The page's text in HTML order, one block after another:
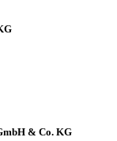
& Co. KG